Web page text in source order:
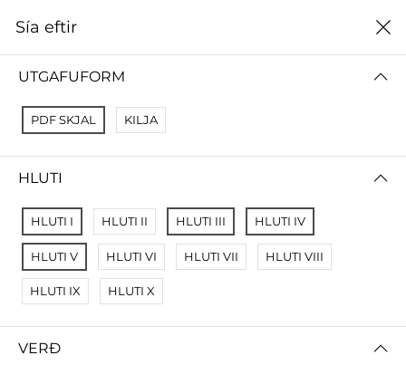
0
Engar niðurstöður
Engar vörur fundust fyrir þessa síðu.
Prófaðu víðari skilyrði.
Sía eftir
UTGAFUFORM
PDF SKJAL KILJA
HLUTI
HLUTI I HLUTI II HLUTI III HLUTI IV
HLUTI V HLUTI VI HLUTI VII HLUTI VIII
HLUTI IX HLUTI X
VERÐ